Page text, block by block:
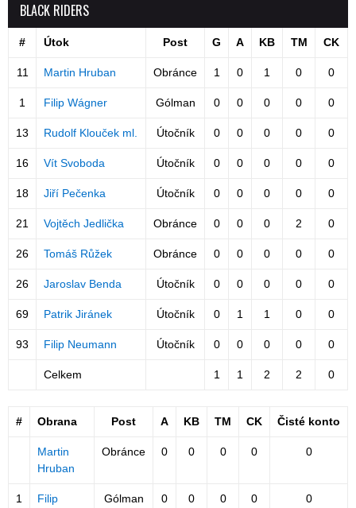
BLACK RIDERS
# Útok Post G A KB TM CK
11 Martin Hruban Obránce 1 0 1 0 0
1 Filip Wágner Gólman 0 0 0 0 0
13 Rudolf Klouček ml. Útočník 0 0 0 0 0
16 Vít Svoboda Útočník 0 0 0 0 0
18 Jiří Pečenka Útočník 0 0 0 0 0
21 Vojtěch Jedlička Obránce 0 0 0 2 0
26 Tomáš Růžek Obránce 0 0 0 0 0
26 Jaroslav Benda Útočník 0 0 0 0 0
69 Patrik Jiránek Útočník 0 1 1 0 0
93 Filip Neumann Útočník 0 0 0 0 0
Celkem 1 1 2 2 0
# Obrana Post A KB TM CK Čisté konto
Martin
Hruban
Obránce 0 0 0 0 0
1
Filip
Gólman 0 0 0 0 0